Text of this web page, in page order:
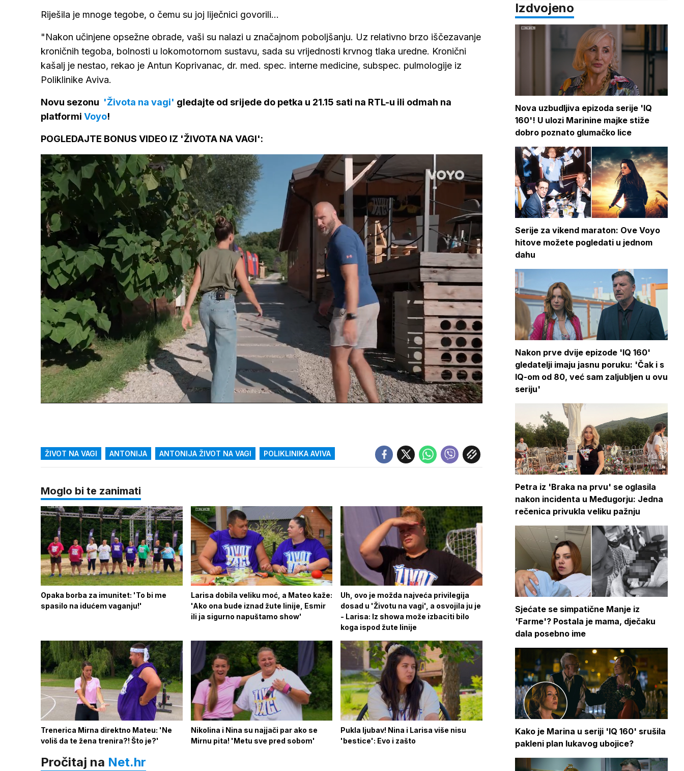
Riješila je mnoge tegobe, o čemu su joj liječnici govorili...
"Nakon učinjene opsežne obrade, vaši su nalazi u značajnom poboljšanju. Uz relativno brzo iščezavanje
kroničnih tegoba, bolnosti u lokomotornom sustavu, sada su vrijednosti krvnog tlaka uredne. Kronični
kašalj je nestao, rekao je Antun Koprivanac, dr. med. spec. interne medicine, subspec. pulmologije iz
Poliklinike Aviva.
Novu sezonu 'Života na vagi' gledajte od srijede do petka u 21.15 sati na RTL-u ili odmah na
platformi Voyo!
POGLEDAJTE BONUS VIDEO IZ 'ŽIVOTA NA VAGI':
Upali
zvuk
/
Loaded:
19.10%
ŽIVOT NA VAGI ANTONIJA ANTONIJA ŽIVOT NA VAGI POLIKLINIKA AVIVA
Moglo bi te zanimati
Opaka borba za imunitet: 'To bi me
spasilo na idućem vaganju!'
Larisa dobila veliku moć, a Mateo kaže:
'Ako ona bude iznad žute linije, Esmir
ili ja sigurno napuštamo show'
Uh, ovo je možda najveća privilegija
dosad u 'Životu na vagi', a osvojila ju je
- Larisa: Iz showa može izbaciti bilo
koga ispod žute linije
Trenerica Mirna direktno Mateu: 'Ne
voliš da te žena trenira?! Što je?'
Nikolina i Nina su najjači par ako se
Mirnu pita! 'Metu sve pred sobom'
Pukla ljubav! Nina i Larisa više nisu
'bestice': Evo i zašto
Pročitaj na Net.hr
Izdvojeno
Nova uzbudljiva epizoda serije 'IQ
160'! U ulozi Marinine majke stiže
dobro poznato glumačko lice
Serije za vikend maraton: Ove Voyo
hitove možete pogledati u jednom
dahu
Nakon prve dvije epizode 'IQ 160'
gledatelji imaju jasnu poruku: 'Čak i s
IQ-om od 80, već sam zaljubljen u ovu
seriju'
Petra iz 'Braka na prvu' se oglasila
nakon incidenta u Međugorju: Jedna
rečenica privukla veliku pažnju
Sjećate se simpatične Manje iz
'Farme'? Postala je mama, dječaku
dala posebno ime
Kako je Marina u seriji 'IQ 160' srušila
pakleni plan lukavog ubojice?